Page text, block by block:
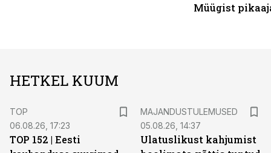
Müügist
HETKEL KUUM
TOP
06.08.26, 17:23
TOP 152 | Eesti
MAJANDUSTULEMUSED
05.08.26, 14:37
Ulatuslikust kahjumist